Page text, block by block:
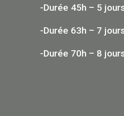
-Durée 45h – 5
-Durée 63h – 7
-Durée 70h – 8